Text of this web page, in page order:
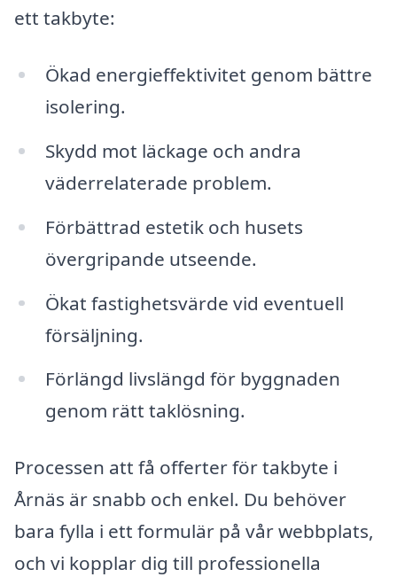
ett takbyte:
Ökad energieffektivitet genom bättre
isolering.
Skydd mot läckage och andra
väderrelaterade problem.
Förbättrad estetik och husets
övergripande utseende.
Ökat fastighetsvärde vid eventuell
försäljning.
Förlängd livslängd för byggnaden
genom rätt taklösning.
Processen att få offerter för takbyte i
Årnäs är snabb och enkel. Du behöver
bara fylla i ett formulär på vår webbplats,
och vi kopplar dig till professionella